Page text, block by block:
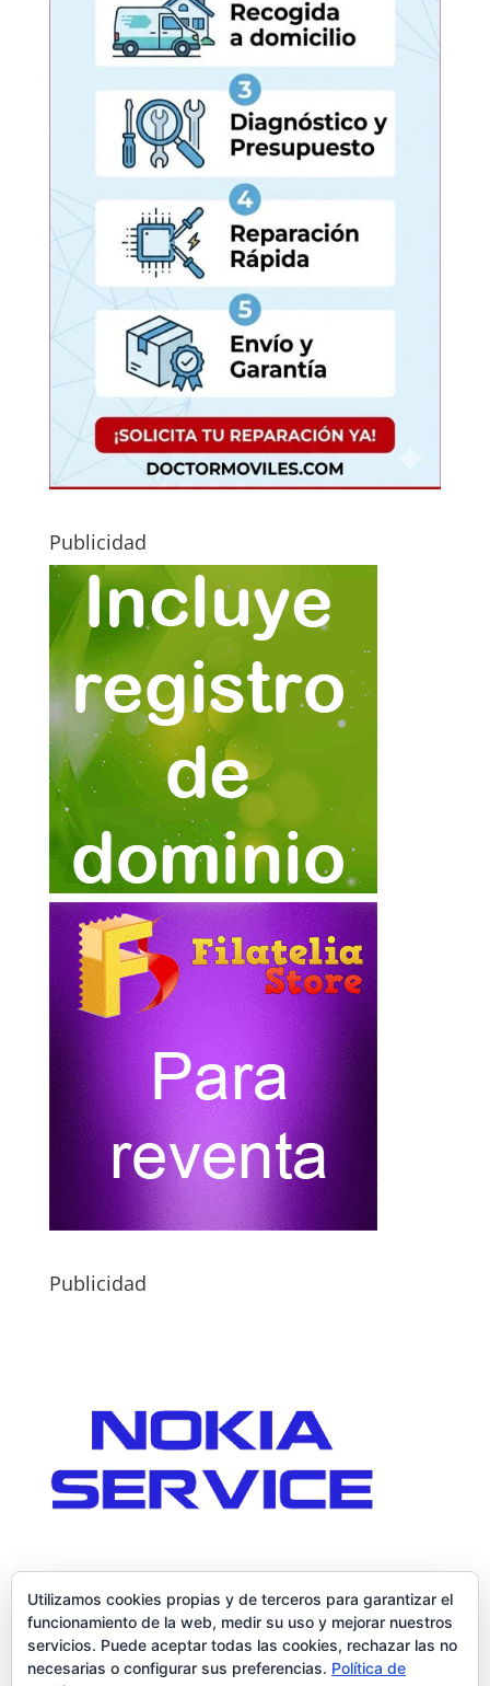
Publicidad
Publicidad
Utilizamos cookies propias y de terceros para garantizar el
funcionamiento de la web, medir su uso y mejorar nuestros
servicios. Puede aceptar todas las cookies, rechazar las no
necesarias o configurar sus preferencias. Política de